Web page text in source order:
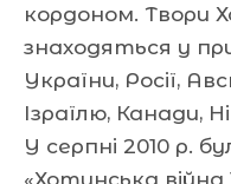
кордоном. Твори
знаходяться у
України, Росії,
Ізраїлю, Канади,
У серпні 2010 р.
«Хотинська війна